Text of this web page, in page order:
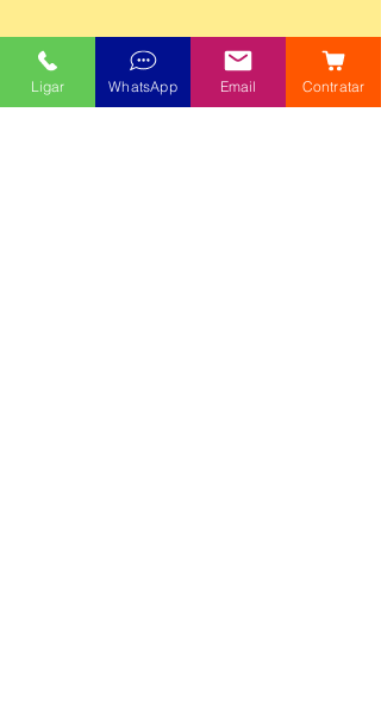
Ligar WhatsApp Email Contratar